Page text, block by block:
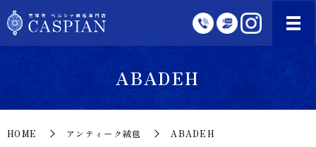
ABADEH
HOME アンティーク絨毯 ABADEH